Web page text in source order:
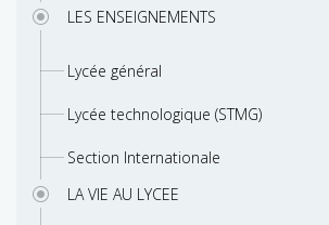
LES ENSEIGNEMENTS
Lycée général
Lycée technologique (STMG)
Section Internationale
LA VIE AU LYCEE